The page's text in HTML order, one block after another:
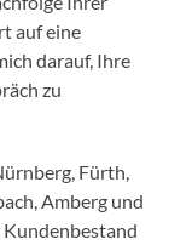
auf eine
darauf, Ihre
zu
Fürth,
Amberg und
Kundenbestand